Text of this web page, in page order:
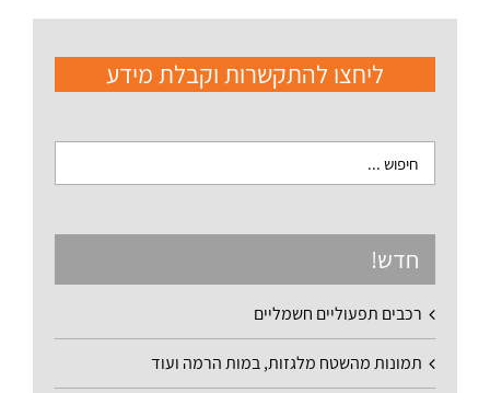
ליחצו להתקשרות וקבלת מידע
חדש!
רכבים תפעוליים חשמליים
תמונות מהשטח מלגזות, במות הרמה ועוד